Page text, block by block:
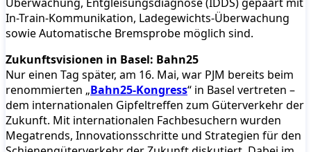
In-Train-Kommunikation, Ladegewichts-Überwachung
sowie Automatische Bremsprobe möglich sind.
Zukunftsvisionen in Basel: Bahn25
Nur einen Tag später, am 16. Mai, war PJM bereits beim
renommierten „Bahn25-Kongress“ in Basel vertreten –
dem internationalen Gipfeltreffen zum Güterverkehr der
Zukunft. Mit internationalen Fachbesuchern wurden
Megatrends, Innovationsschritte und Strategien für den